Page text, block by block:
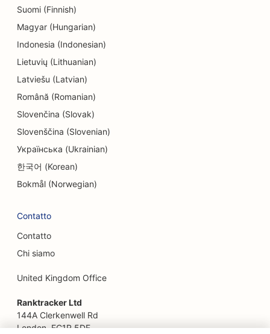
SEO per gli studi di ingegneria
SEO per endodontisti
SEO per l'intrattenimento e il tempo libero
SEO per le Escape Room
EO per i ristoranti etnici
SEO per i ristoranti di fattoria
SEO per i servizi di lifting
SEO per i ristoranti fast food
SEO per fioristi
SEO per i punti di ristoro
Suomi (Finnish)
Magyar (Hungarian)
Indonesia (Indonesian)
Lietuvių (Lithuanian)
Latviešu (Latvian)
Română (Romanian)
Slovenčina (Slovak)
Slovenščina (Slovenian)
Українська (Ukrainian)
한국어 (Korean)
Bokmål (Norwegian)
Contatto
Contatto
Chi siamo
United Kingdom Office
Ranktracker Ltd
144A Clerkenwell Rd
London, EC1R 5DF